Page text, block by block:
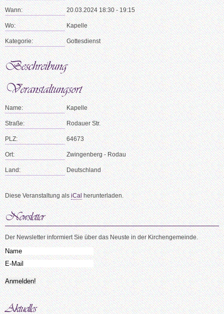
Wann: 20.03.2024 18:30 - 19:15
Wo: Kapelle
Kategorie: Gottesdienst
Name: Kapelle
Straße: Rodauer Str.
PLZ: 64673
Ort: Zwingenberg - Rodau
Land: Deutschland
Diese Veranstaltung alsiCalherunterladen.
Der Newsletter informiert Sie über das Neuste in der Kirchengemeinde.